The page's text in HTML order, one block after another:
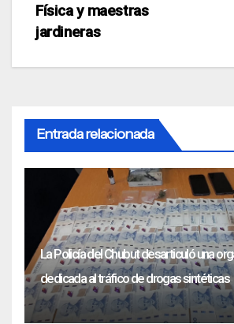
Física y maestras
jardineras
Entrada relacionada
La Policía del Chubut desarticuló una
dedicada al tráfico de drogas sintéticas